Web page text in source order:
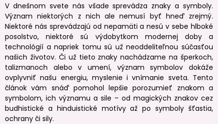
V dnešnom svete nás všade sprevádza znaky a symboly.
Význam niektorých z nich ale nemusí byť hneď zrejmý.
Niektoré nás sprevádzajú od nepamäti a nesú v sebe hlboké
posolstvo, niektoré sú výdobytkom modernej doby a
technológií a napriek tomu sú už neoddeliteľnou súčasťou
našich životov. Či už tieto znaky nachádzame na šperkoch,
talizmanoch alebo v umení, význam symbolov dokáže
ovplyvniť našu energiu, myslenie i vnímanie sveta. Tento
článok vám snáď pomohol lepšie porozumieť znakom a
symbolom, ich významu a sile – od magických znakov cez
budhistické a hinduistické motívy až po symboly šťastia,
ochrany či sily.